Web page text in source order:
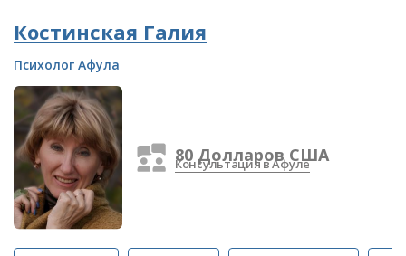
Костинская Галия
Психолог Афула
80 Долларов США
Консультация в Афуле